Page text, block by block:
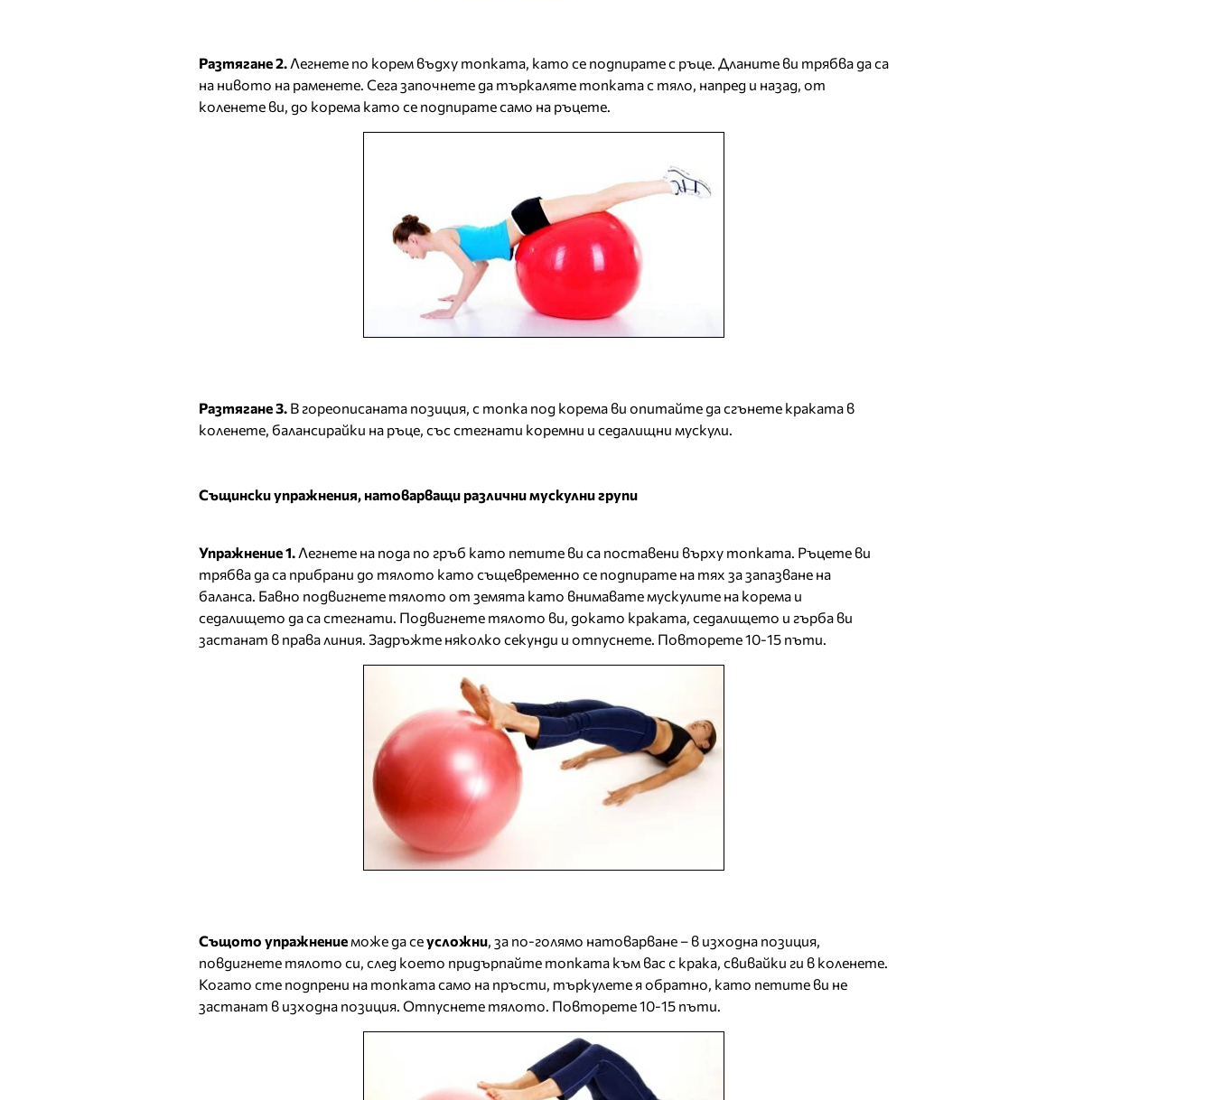
Разтягане 2. Легнете по корем въдху топката, като се подпирате с ръце. Дланите ви трябва да са
на нивото на раменете. Сега започнете да търкаляте топката с тяло, напред и назад, от
коленете ви, до корема като се подпирате само на ръцете.
Разтягане 3. В гореописаната позиция, с топка под корема ви опитайте да сгънете краката в
коленете, балансирайки на ръце, със стегнати коремни и седалищни мускули.
Същински упражнения, натоварващи различни мускулни групи
Упражнение 1. Легнете на пода по гръб като петите ви са поставени върху топката. Ръцете ви
трябва да са прибрани до тялото като същевременно се подпирате на тях за запазване на
баланса. Бавно подвигнете тялото от земята като внимавате мускулите на корема и
седалището да са стегнати. Подвигнете тялото ви, докато краката, седалището и гърба ви
застанат в права линия. Задръжте няколко секунди и отпуснете. Повторете 10-15 пъти.
Същото упражнениеможе да сеусложни, за по-голямо натоварване – в изходна позиция,
повдигнете тялото си, след което придърпайте топката към вас с крака, свивайки ги в коленете.
Когато сте подпрени на топката само на пръсти, търкулете я обратно, като петите ви не
застанат в изходна позиция. Отпуснете тялото. Повторете 10-15 пъти.